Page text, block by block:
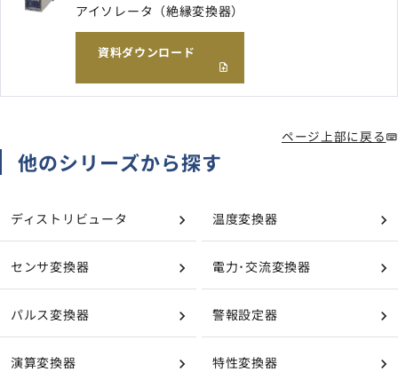
アイソレータ（絶縁変換器）
資料ダウンロード
ページ上部に戻る
他のシリーズから探す
ディストリビュータ 温度変換器
センサ変換器 電力･交流変換器
パルス変換器 警報設定器
演算変換器 特性変換器